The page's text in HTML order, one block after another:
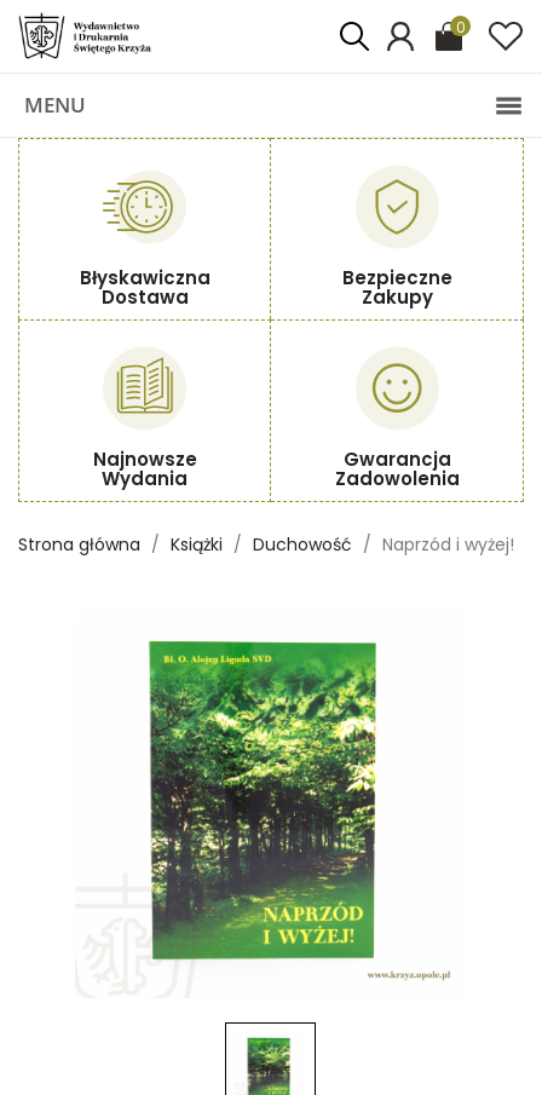
0
MENU
Błyskawiczna
Dostawa
Bezpieczne
Zakupy
Najnowsze
Wydania
Gwarancja
Zadowolenia
Strona główna Książki Duchowość Naprzód i wyżej!